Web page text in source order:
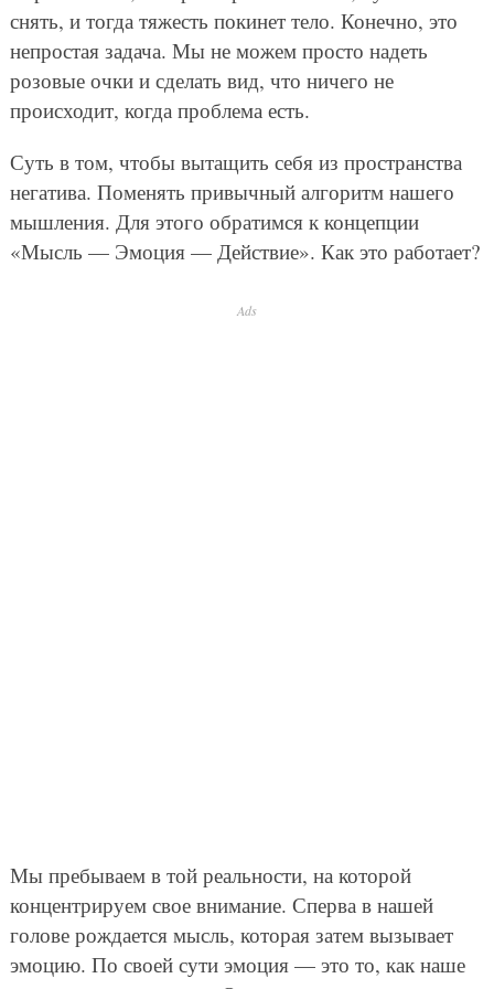
снять, и тогда тяжесть покинет тело. Конечно, это
непростая задача. Мы не можем просто надеть
розовые очки и сделать вид, что ничего не
происходит, когда проблема есть.
Суть в том, чтобы вытащить себя из пространства
негатива. Поменять привычный алгоритм нашего
мышления. Для этого обратимся к концепции
«Мысль — Эмоция — Действие». Как это работает?
Ads
Мы пребываем в той реальности, на которой
концентрируем свое внимание. Сперва в нашей
голове рождается мысль, которая затем вызывает
эмоцию. По своей сути эмоция — это то, как наше